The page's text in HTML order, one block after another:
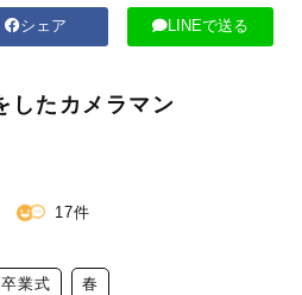
シェア LINEで送る
したカメラマン
17件
卒業式 春